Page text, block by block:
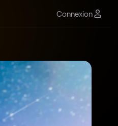
Connexion